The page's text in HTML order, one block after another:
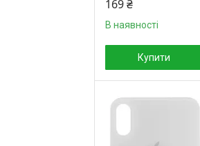
169 ₴
В наявності
Купити